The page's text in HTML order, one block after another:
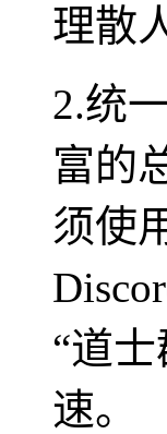
理散
2.统
富的
须使
“道
速。